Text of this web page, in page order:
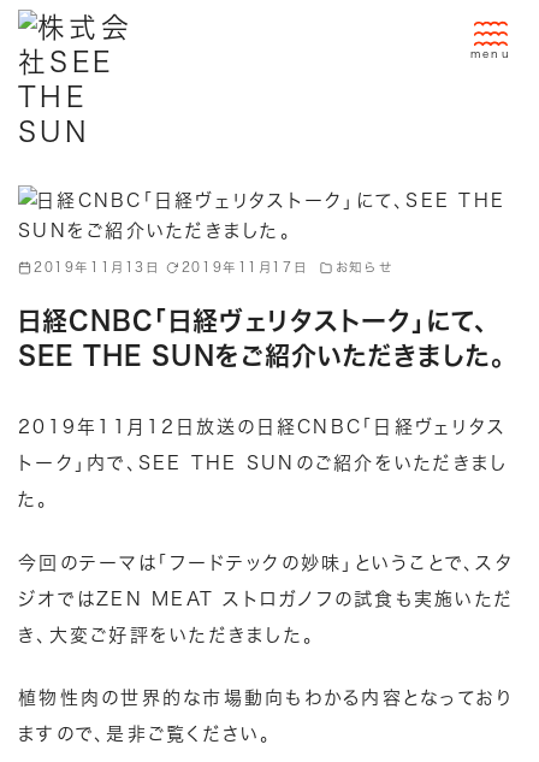
動
2019年11月13日 2019年11月17日 お知らせ
日経CNBC「日経ヴェリタストーク」にて、
SEE THE SUNをご紹介いただきました。
2019年11月12日放送の 日経CNBC 「 日経ヴェリタス
トーク 」内で、 SEE THE SUN のご紹介をいただきまし
た。
今回のテーマは「フードテックの妙味」ということで、スタ
ジオでは ZEN MEAT ストロガノフ の試食も実施いただ
き、大変ご好評をいただきました。
植物性肉の世界的な市場動向もわかる内容となっており
ますので、是非ご覧ください。